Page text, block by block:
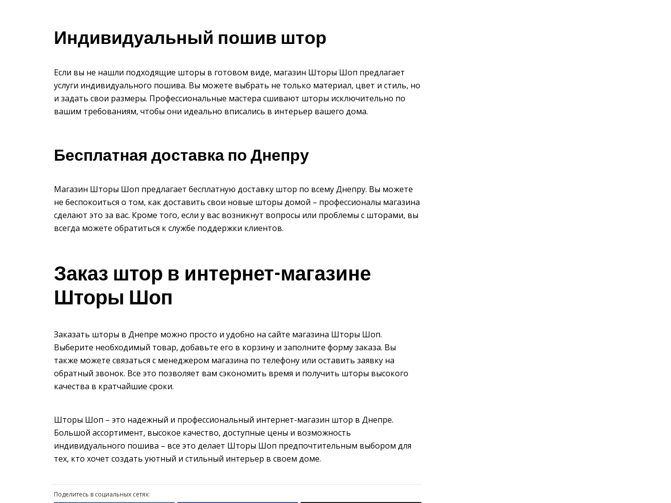
Индивидуальный пошив штор
Если вы не нашли подходящие шторы в готовом виде, магазин Шторы Шоп предлагает
услуги индивидуального пошива. Вы можете выбрать не только материал, цвет и стиль, но
и задать свои размеры. Профессиональные мастера сшивают шторы исключительно по
вашим требованиям, чтобы они идеально вписались в интерьер вашего дома.
Бесплатная доставка по Днепру
Магазин Шторы Шоп предлагает бесплатную доставку штор по всему Днепру. Вы можете
не беспокоиться о том, как доставить свои новые шторы домой – профессионалы магазина
сделают это за вас. Кроме того, если у вас возникнут вопросы или проблемы с шторами, вы
всегда можете обратиться к службе поддержки клиентов.
Заказ штор в интернет-магазине
Шторы Шоп
Заказать шторы в Днепре можно просто и удобно на сайте магазина Шторы Шоп.
Выберите необходимый товар, добавьте его в корзину и заполните форму заказа. Вы
также можете связаться с менеджером магазина по телефону или оставить заявку на
обратный звонок. Все это позволяет вам сэкономить время и получить шторы высокого
качества в кратчайшие сроки.
Шторы Шоп – это надежный и профессиональный интернет-магазин штор в Днепре.
Большой ассортимент, высокое качество, доступные цены и возможность
индивидуального пошива – все это делает Шторы Шоп предпочтительным выбором для
тех, кто хочет создать уютный и стильный интерьер в своем доме.
Поделитесь в социальных сетях: